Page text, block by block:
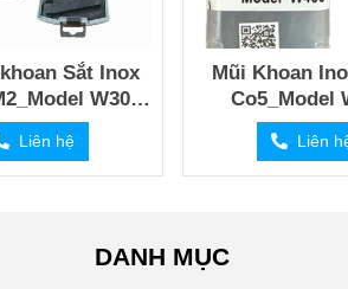
Sắt Inox
W300-
MB
Liên hệ
Mũi Khoan
Liên
DANH MỤC